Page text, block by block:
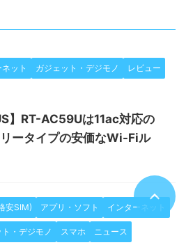
ット ガジェット・デジモノ レビュー
】RT-AC59Uは11ac対応の
ータイプの安価なWi-Fiル
安SIM) アプリ・ソフト インターネット
・デジモノ スマホ ニュース